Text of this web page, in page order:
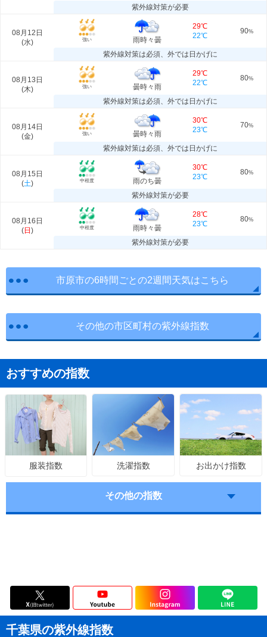
紫外線対策が必要
08月12日
(水) 強い 雨時々曇
29℃
22℃
90%
紫外線対策は必須、外では日かげに
08月13日
(木) 強い 曇時々雨
29℃
22℃
80%
紫外線対策は必須、外では日かげに
08月14日
(金) 強い 曇時々雨
30℃
23℃
70%
紫外線対策は必須、外では日かげに
08月15日
(土) 中程度 雨のち曇
30℃
23℃
80%
紫外線対策が必要
08月16日
(日 ) 中程度 雨時々曇
28℃
23℃
80%
紫外線対策が必要
市原市の6時間ごとの2週間天気はこちら
その他の市区町村の紫外線指数
おすすめの指数
服装指数 洗濯指数 お出かけ指数
その他の指数
千葉県の紫外線指数